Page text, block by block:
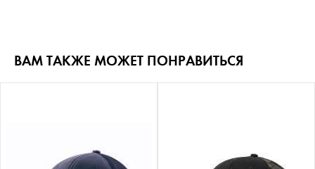
ВАМ ТАКЖЕ МОЖЕТ ПОНРАВИТЬСЯ